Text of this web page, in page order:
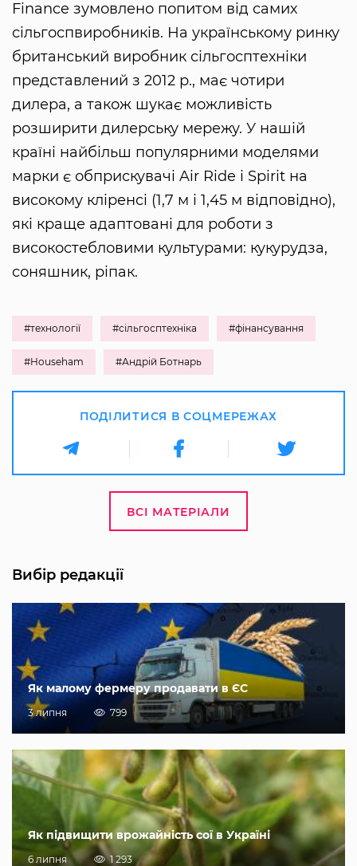
Finance зумовлено попитом від самих
сільгоспвиробників. На українському ринку
британський виробник сільгосптехніки
представлений з 2012 р., має чотири
дилера, а також шукає можливість
розширити дилерську мережу. У нашій
країні найбільш популярними моделями
марки є обприскувачі Air Ride і Spirit на
високому кліренсі (1,7 м і 1,45 м відповідно),
які краще адаптовані для роботи з
високостебловими культурами: кукурудза,
соняшник, ріпак.
#технології #сільгосптехніка #фінансування
#Househam #Андрій Ботнарь
ПОДІЛИТИСЯ В СОЦМЕРЕЖАХ
ВСІ МАТЕРІАЛИ
Вибір редакції
Як малому фермеру продавати в ЄС
3 липня 799
Як підвищити врожайність сої в Україні
6 липня 1 293